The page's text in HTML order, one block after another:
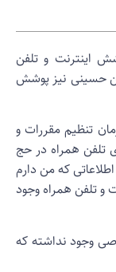
و تلفن
نیز پوشش
مقررات و
همراه در حج
که من دارم
همراه وجود
نداشته که